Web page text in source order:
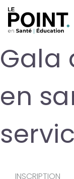
Gala
en
INSCRIPTION